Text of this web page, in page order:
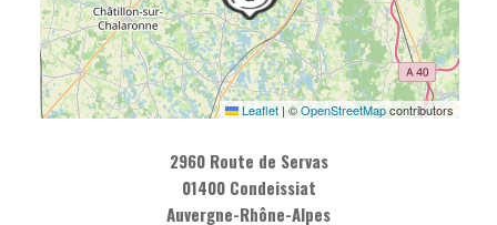
Leaflet | ©OpenStreetMapcontributors
2960 Route de Servas
01400 Condeissiat
Auvergne-Rhône-Alpes